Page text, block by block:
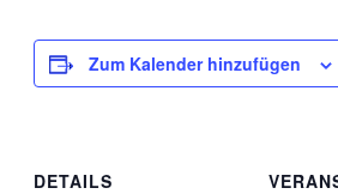
Zum Kalender hinzufügen
DETAILS